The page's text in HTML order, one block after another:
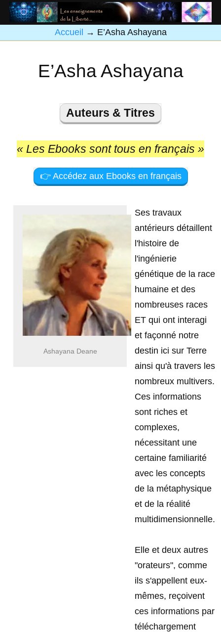
Accueil → E’Asha Ashayana
E’Asha Ashayana
Auteurs & Titres
« Les Ebooks sont tous en français »
👉 Accédez aux Ebooks en français
Ashayana Deane
Ses travaux
antérieurs détaillent
l'histoire de
l'ingénierie
génétique de la race
humaine et des
nombreuses races
ET qui ont interagi
et façonné notre
destin ici sur Terre
ainsi qu'à travers les
nombreux multivers.
Ces informations
sont riches et
complexes,
nécessitant une
certaine familiarité
avec les concepts
de la métaphysique
et de la réalité
multidimensionnelle.
Elle et deux autres
"orateurs", comme
ils s'appellent eux-
mêmes, reçoivent
ces informations par
téléchargement